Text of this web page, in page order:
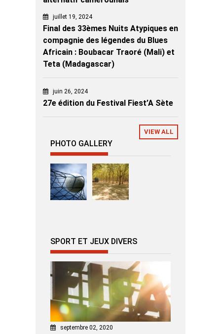
juillet 19, 2024
Final des 33èmes Nuits Atypiques en
compagnie des légendes du Blues
Africain : Boubacar Traoré (Mali) et
Teta (Madagascar)
juin 26, 2024
27e édition du Festival Fiest’A Sète
VIEW ALL
PHOTO GALLERY
SPORT ET JEUX DIVERS
septembre 02, 2020